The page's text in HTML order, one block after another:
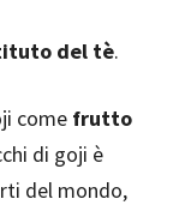
del tè.
come frutto
di goji è
del mondo,